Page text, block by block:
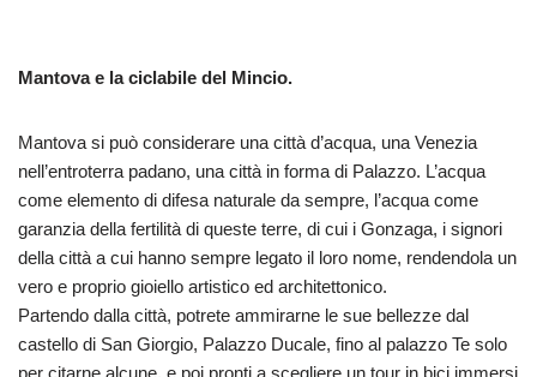
Mantova e la ciclabile del Mincio.
Mantova si può considerare una città d’acqua, una Venezia
nell’entroterra padano, una città in forma di Palazzo. L’acqua
come elemento di difesa naturale da sempre, l’acqua come
garanzia della fertilità di queste terre, di cui i Gonzaga, i signori
della città a cui hanno sempre legato il loro nome, rendendola un
vero e proprio gioiello artistico ed architettonico.
Partendo dalla città, potrete ammirarne le sue bellezze dal
castello di San Giorgio, Palazzo Ducale, fino al palazzo Te solo
per citarne alcune, e poi pronti a scegliere un tour in bici immersi